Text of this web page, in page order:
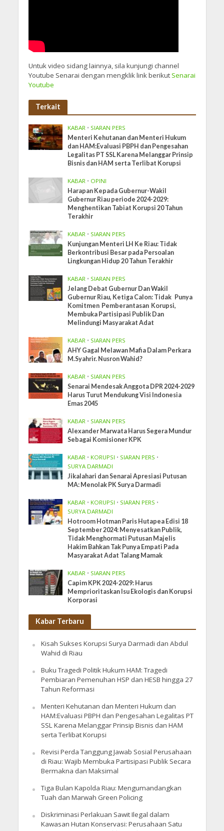
Untuk video sidang lainnya, sila kunjungi channel
Youtube Senarai dengan mengklik link berikutSenarai
Youtube
Terkait
KABAR • SIARAN PERS
Menteri Kehutanan dan Menteri Hukum
dan HAM:Evaluasi PBPH dan Pengesahan
Legalitas PT SSL Karena Melanggar Prinsip
Bisnis dan HAM serta Terlibat Korupsi
KABAR • OPINI
Harapan Kepada Gubernur-Wakil
Gubernur Riau periode 2024-2029:
Menghentikan Tabiat Korupsi 20 Tahun
Terakhir
KABAR • SIARAN PERS
Kunjungan Menteri LH Ke Riau: Tidak
Berkontribusi Besar pada Persoalan
Lingkungan Hidup 20 Tahun Terakhir
KABAR • SIARAN PERS
Jelang Debat Gubernur Dan Wakil
Gubernur Riau, Ketiga Calon: Tidak Punya
Komitmen Pemberantasan Korupsi,
Membuka Partisipasi Publik Dan
Melindungi Masyarakat Adat
KABAR • SIARAN PERS
AHY Gagal Melawan Mafia Dalam Perkara
M.Syahrir. Nusron Wahid?
KABAR • SIARAN PERS
Senarai Mendesak Anggota DPR 2024-2029
Harus Turut Mendukung Visi Indonesia
Emas 2045
KABAR • SIARAN PERS
Alexander Marwata Harus Segera Mundur
Sebagai Komisioner KPK
KABAR • KORUPSI • SIARAN PERS •
SURYA DARMADI
Jikalahari dan Senarai Apresiasi Putusan
MA: Menolak PK Surya Darmadi
KABAR • KORUPSI • SIARAN PERS •
SURYA DARMADI
Hotroom Hotman Paris Hutapea Edisi 18
September 2024: Menyesatkan Publik,
Tidak Menghormati Putusan Majelis
Hakim Bahkan Tak Punya Empati Pada
Masyarakat Adat Talang Mamak
KABAR • SIARAN PERS
Capim KPK 2024-2029: Harus
Memprioritaskan Isu Ekologis dan Korupsi
Korporasi
Kabar Terbaru
Kisah Sukses Korupsi Surya Darmadi dan Abdul
Wahid di Riau
Buku Tragedi Politik Hukum HAM: Tragedi
Pembiaran Pemenuhan HSP dan HESB hingga 27
Tahun Reformasi
Menteri Kehutanan dan Menteri Hukum dan
HAM:Evaluasi PBPH dan Pengesahan Legalitas PT
SSL Karena Melanggar Prinsip Bisnis dan HAM
serta Terlibat Korupsi
Revisi Perda Tanggung Jawab Sosial Perusahaan
di Riau: Wajib Membuka Partisipasi Publik Secara
Bermakna dan Maksimal
Tiga Bulan Kapolda Riau: Mengumandangkan
Tuah dan Marwah Green Policing
Diskriminasi Perlakuan Sawit Ilegal dalam
Kawasan Hutan Konservasi: Perusahaan Satu